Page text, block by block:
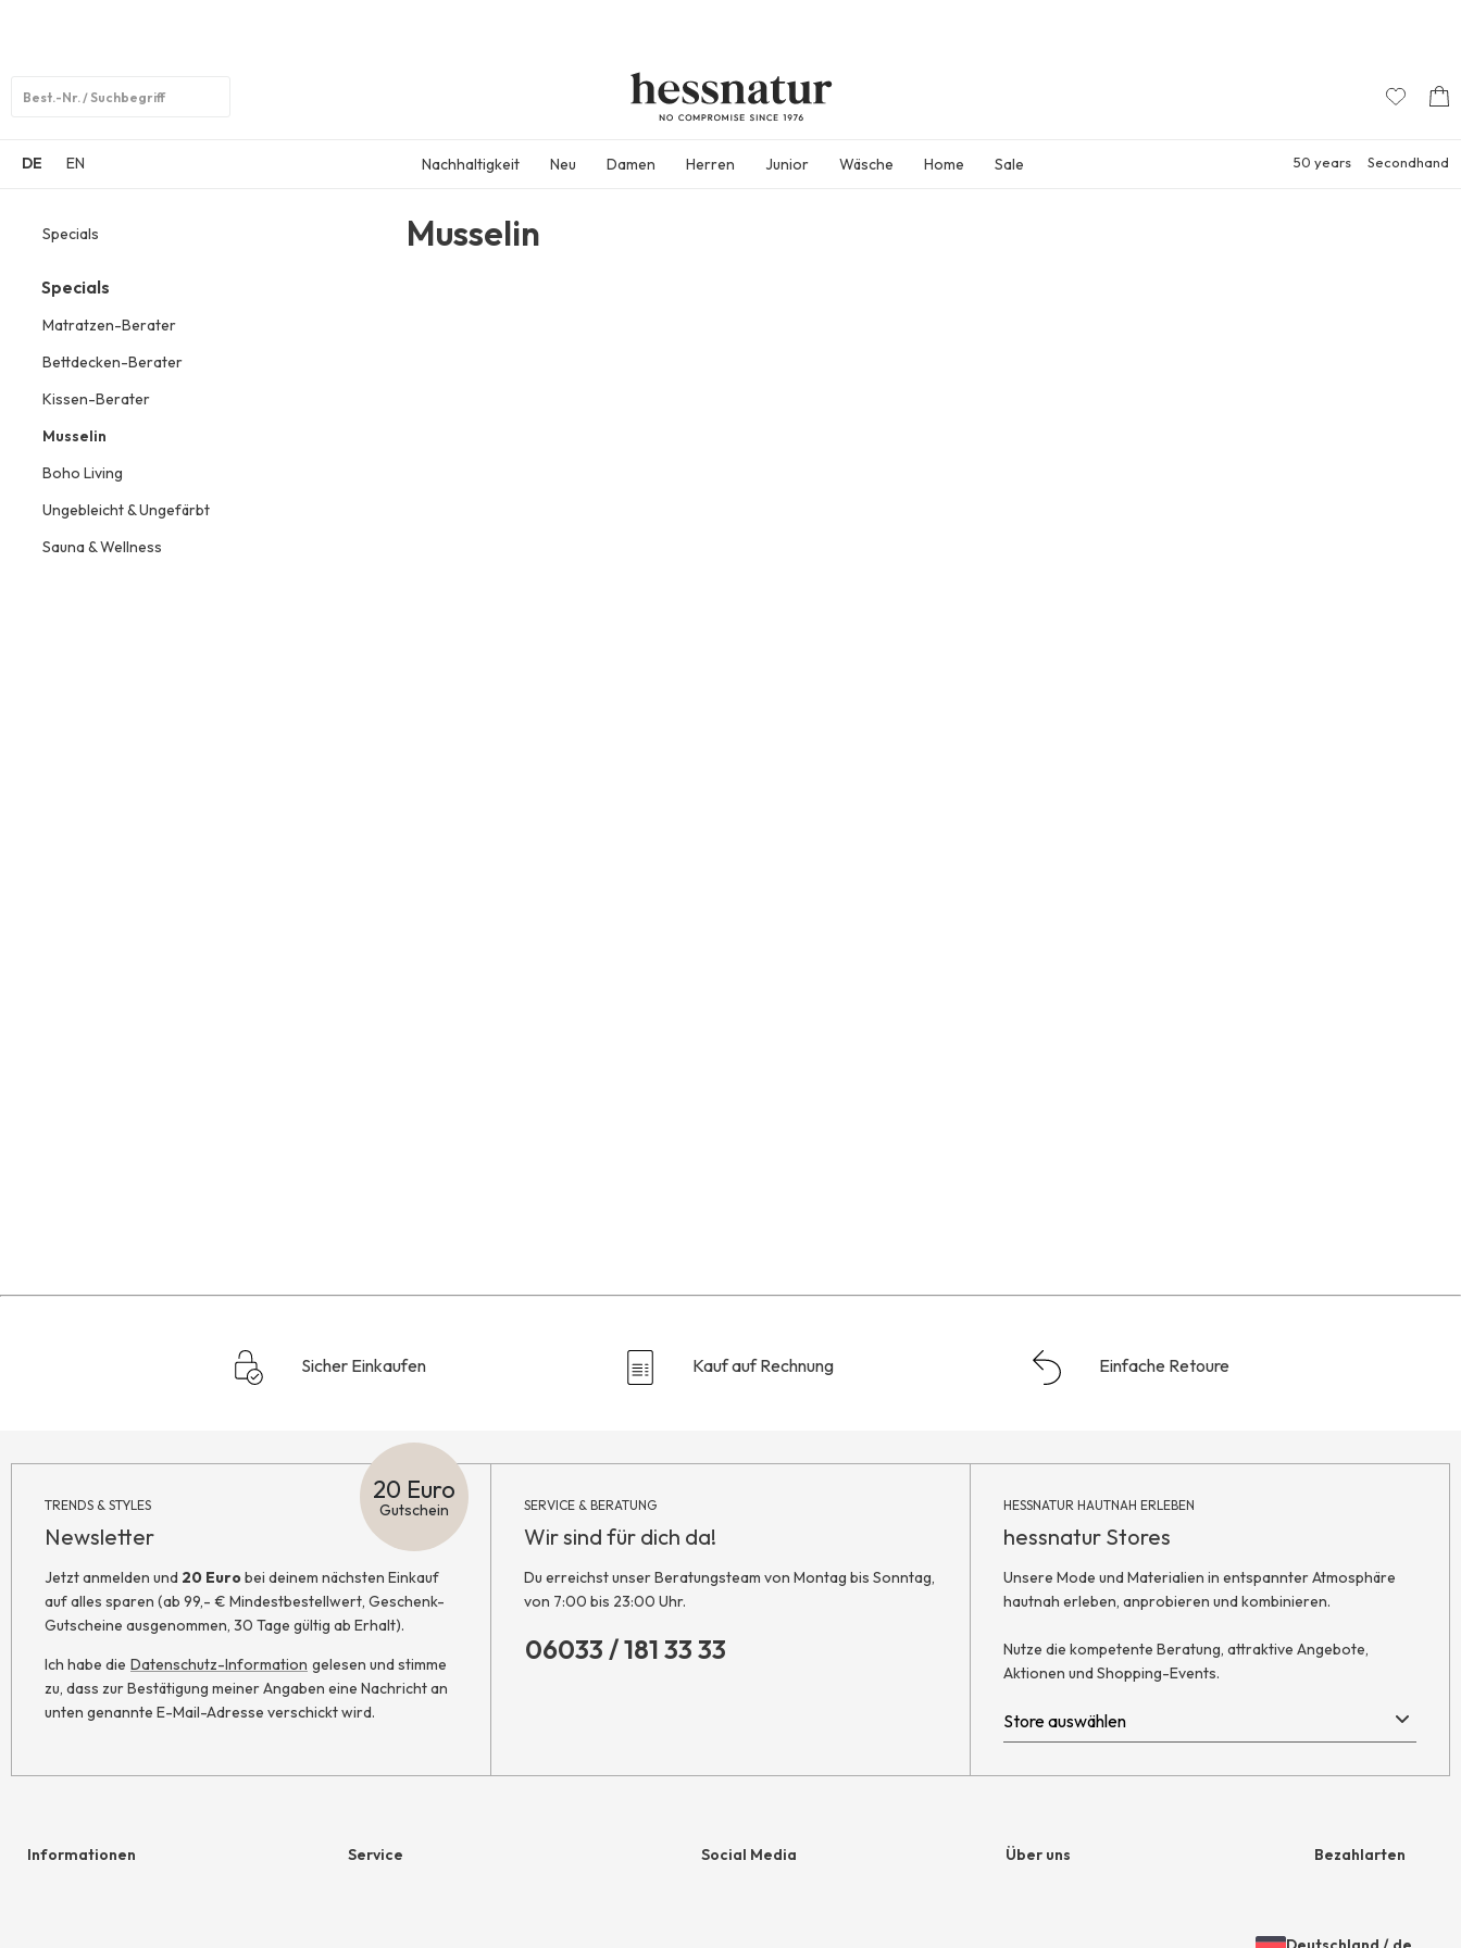
DE
EN Nachhaltigkeit Neu Damen Herren Junior Wäsche Home Sale 50 years Secondhand
Specials
Specials
Matratzen-Berater
Bettdecken-Berater
Kissen-Berater
Musselin
Boho Living
Ungebleicht & Ungefärbt
Sauna & Wellness
Musselin
Sicher Einkaufen Kauf auf Rechnung Einfache Retoure
TRENDS & STYLES
Newsletter
20 Euro
Gutschein
Jetzt anmelden und 20 Eurobei deinem nächsten Einkauf
auf alles sparen (ab 99,- € Mindestbestellwert, Geschenk-
Gutscheine ausgenommen, 30 Tage gültig ab Erhalt).
Ich habe die Datenschutz-Information gelesen und stimme
zu, dass zur Bestätigung meiner Angaben eine Nachricht an
unten genannte E-Mail-Adresse verschickt wird.
SERVICE & BERATUNG
Wir sind für dich da!
Du erreichst unser Beratungsteam von Montag bis Sonntag,
von 7:00 bis 23:00 Uhr.
06033 / 181 33 33
HESSNATUR HAUTNAH ERLEBEN
hessnatur Stores
Unsere Mode und Materialien in entspannter Atmosphäre
hautnah erleben, anprobieren und kombinieren.
Nutze die kompetente Beratung, attraktive Angebote,
Aktionen und Shopping-Events.
Informationen Service Social Media Über uns Bezahlarten